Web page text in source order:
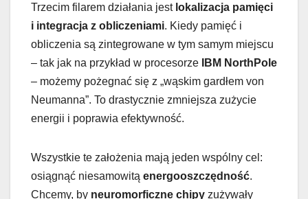
Trzecim filarem działania jest lokalizacja pamięci
i integracja z obliczeniami. Kiedy pamięć i
obliczenia są zintegrowane w tym samym miejscu
– tak jak na przykład w procesorze
IBM NorthPole
– możemy pożegnać się z „wąskim gardłem von
Neumanna”. To drastycznie zmniejsza zużycie
energii i poprawia efektywność.
Wszystkie te założenia mają jeden wspólny cel:
osiągnąć niesamowitą energooszczędność.
Chcemy, by neuromorficzne chipy zużywały